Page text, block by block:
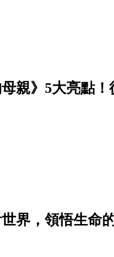
親》5大亮點
界，領悟生命